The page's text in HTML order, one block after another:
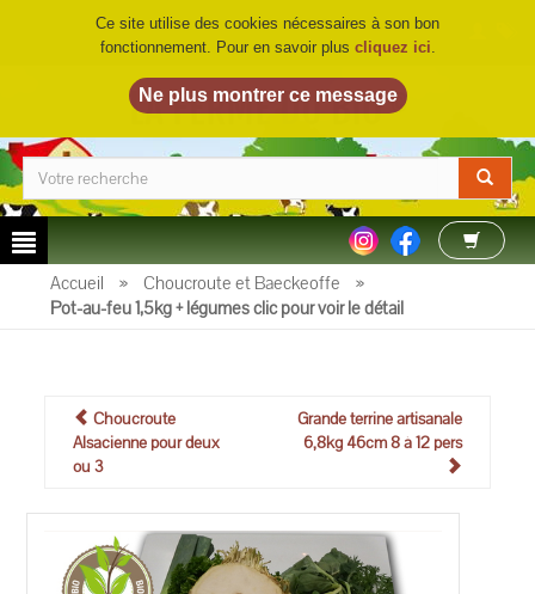
LA FERME DU BIO©
Accueil » Choucroute et Baeckeoffe
»
Pot-au-feu 1,5kg + légumes clic pour voir le détail
Choucroute
Alsacienne pour deux
ou 3
Grande terrine artisanale
6,8kg 46cm 8 à 12 pers
Ce site utilise des cookies nécessaires à son bon
fonctionnement. Pour en savoir plus cliquez ici.